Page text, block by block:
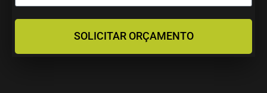
SOLICITAR ORÇAMENTO